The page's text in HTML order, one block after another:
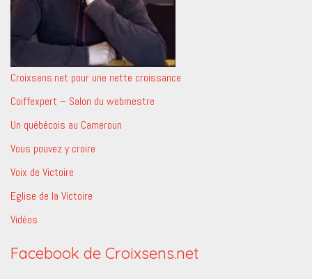
Croixsens.net pour une nette croissance
Coiffexpert – Salon du webmestre
Un québécois au Cameroun
Vous pouvez y croire
Voix de Victoire
Eglise de la Victoire
Vidéos
Facebook de Croixsens.net